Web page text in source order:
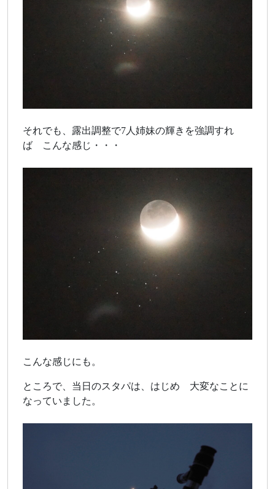
それでも、露出調整で7人姉妹の輝きを強調すれ
ば こんな感じ・・・
こんな感じにも。
ところで、当日のスタパは、はじめ 大変なことに
なっていました。